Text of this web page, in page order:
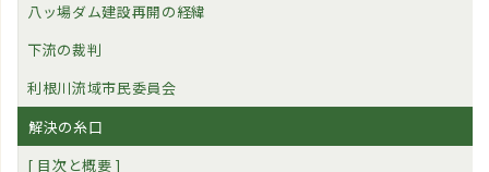
八ッ場ダム建設再開の経緯
下流の裁判
利根川流域市民委員会
解決の糸口
[ 目次と概要 ]